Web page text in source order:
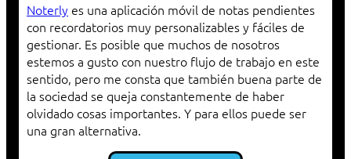
Noterly es una aplicación móvil de notas pendientes
con recordatorios muy personalizables y fáciles de
gestionar. Es posible que muchos de nosotros
estemos a gusto con nuestro flujo de trabajo en este
sentido, pero me consta que también buena parte de
la sociedad se queja constantemente de haber
olvidado cosas importantes. Y para ellos puede ser
una gran alternativa.